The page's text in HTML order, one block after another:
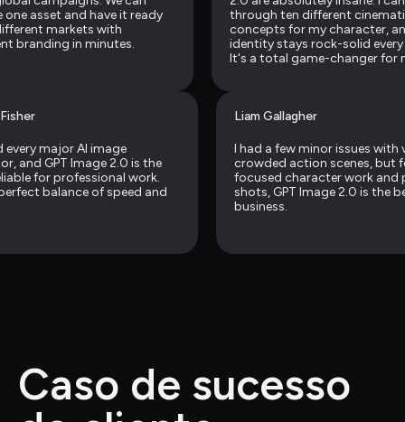
one asset and have it ready
markets with
branding in minutes.
through ten different
concepts for my character,
identity stays rock-solid
It's a total game-changer for
every major AI image
and GPT Image 2.0 is the
for professional work.
balance of speed and
Liam Gallagher
I had a few minor issues with
crowded action scenes, but
focused character work and
shots, GPT Image 2.0 is the
business.
Caso de sucesso